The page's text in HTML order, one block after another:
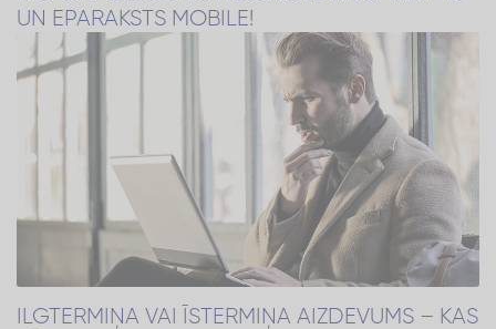
UN EPARAKSTS MOBILE!
ILGTERMIŅA VAI ĪSTERMIŅA AIZDEVUMS – KAS